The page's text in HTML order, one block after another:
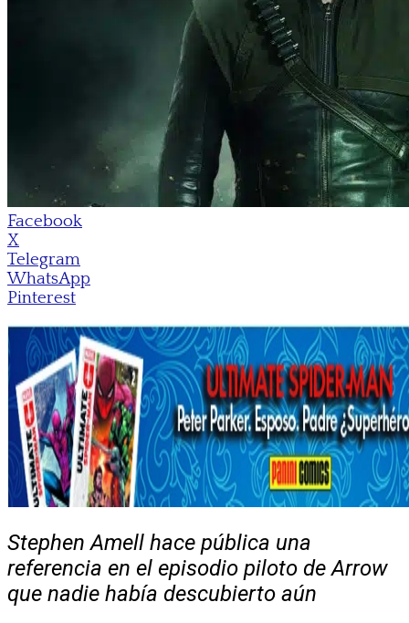
Facebook
X
Telegram
WhatsApp
Pinterest
Stephen Amell hace pública una
referencia en el episodio piloto de Arrow
que nadie había descubierto aún